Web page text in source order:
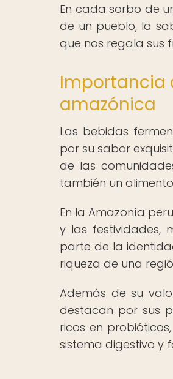
En cada sorbo de
de un pueblo, la
que nos regala sus
Importancia
amazónica
Las bebidas
por su sabor
de las
también un
En la Amazonía
y las festividades,
parte de la
riqueza de una
Además de su
destacan por sus
ricos en
sistema digestivo y